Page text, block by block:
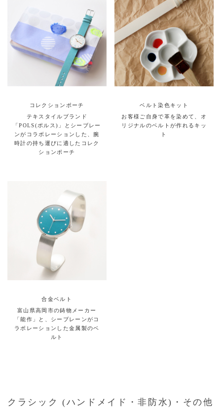
コレクションポーチ
テキスタイルブランド
「POLS(ポルス)」とシーブレー
ンがコラボレーションした、腕
時計の持ち運びに適したコレク
ションポーチ
ベルト染色キット
お客様ご自身で革を染めて、オ
リジナルのベルトが作れるキッ
ト
合金ベルト
富山県高岡市の鋳物メーカー
「能作」と、シーブレーンがコ
ラボレーションした金属製のベ
ルト
クラシック (ハンドメイド・非防水)・その他